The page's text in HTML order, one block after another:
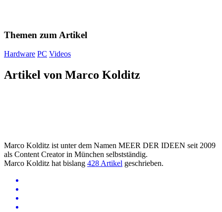
Themen zum Artikel
Hardware PC Videos
Artikel von Marco Kolditz
Marco Kolditz ist unter dem Namen MEER DER IDEEN seit 2009
als Content Creator in München selbstständig.
Marco Kolditz hat bislang 428 Artikel geschrieben.